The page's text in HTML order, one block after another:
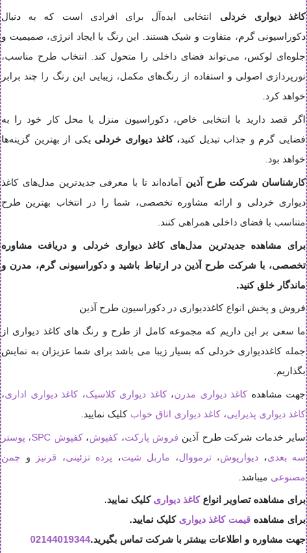
کاغذ دیواری خردلی انتخابی ایده‌آل برای افرادی است که به دنبال
دکوراسیونی گرم، متفاوت و شیک هستند. این رنگ با ایجاد انرژی، صمیمیت و
جلوه‌ای لوکس، می‌تواند فضای داخلی را متحول کند. انتخاب طرح مناسب،
نورپردازی اصولی و استفاده از رنگ‌های مکمل، زیبایی این رنگ را چند برابر
خواهد کرد.
اگر قصد دارید با انتخابی خاص، دکوراسیون منزل یا محل کار خود را به
فضایی گرم و جذاب تبدیل کنید،کاغذ دیواری خردلی یکی از بهترین گزینه‌ها
خواهد بود.
کارشناسان شرکت طرح آذین آماده‌اند تا با معرفی جدیدترین مدل‌های کاغذ
دیواری خردلی و ارائه مشاوره تخصصی، شما را در انتخاب بهترین طرح
متناسب با فضای داخلی همراهی کنند.
برای مشاهده جدیدترین مدل‌های کاغذ دیواری خردلی و دریافت مشاوره
تخصصی، با شرکت طرح آذین در ارتباط باشید و دکوراسیونی گرم، مدرن و
ماندگار خلق کنید.
فروش و پخش انواع کاغذدیواری در دکوراسیون طرح آذین
ما سعی بر این داریم که مجموعه کامل از طرح و رنگ های کاغذ دیواری از
جمله کاغذدیواری خردلی که بسیار زیبا می باشد برای شما عزیزان به نمایش
بگذاریم.
جهت مشاهده کاغذ دیواری مدرن،کاغذ دیواری کلاسیک، کاغذ دیواری اداری،
کاغذ دیواری پذیرایی، کاغذ دیواری اتاق خواب کلیک نمایید.
سایر خدمات شرکت طرح آذین فروش پارکت، کفپوش،کفپوش SPC ، پوستر
سه بعدی، دیوارپوش،ترمووال، ماربل شیت، پرده تزئینی، قرنیز و چمن
مصنوعی میباشد.
برای مشاهده تصاویر انواعکاغذ دیواری کلیک نمایید.
برای مشاهده قیمت کاغذ دیواری کلیک نمایید.
جهت مشاوره و اطلاعات بیشتر با شرکت تماس بگیرید.02144019344